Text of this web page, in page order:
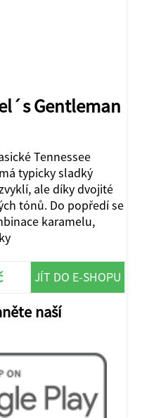
Gentleman
Tennessee
typicky sladký
ale díky dvojité
tónů. Do popředí se
karamelu,
JÍT DO E-SHOPU
naší